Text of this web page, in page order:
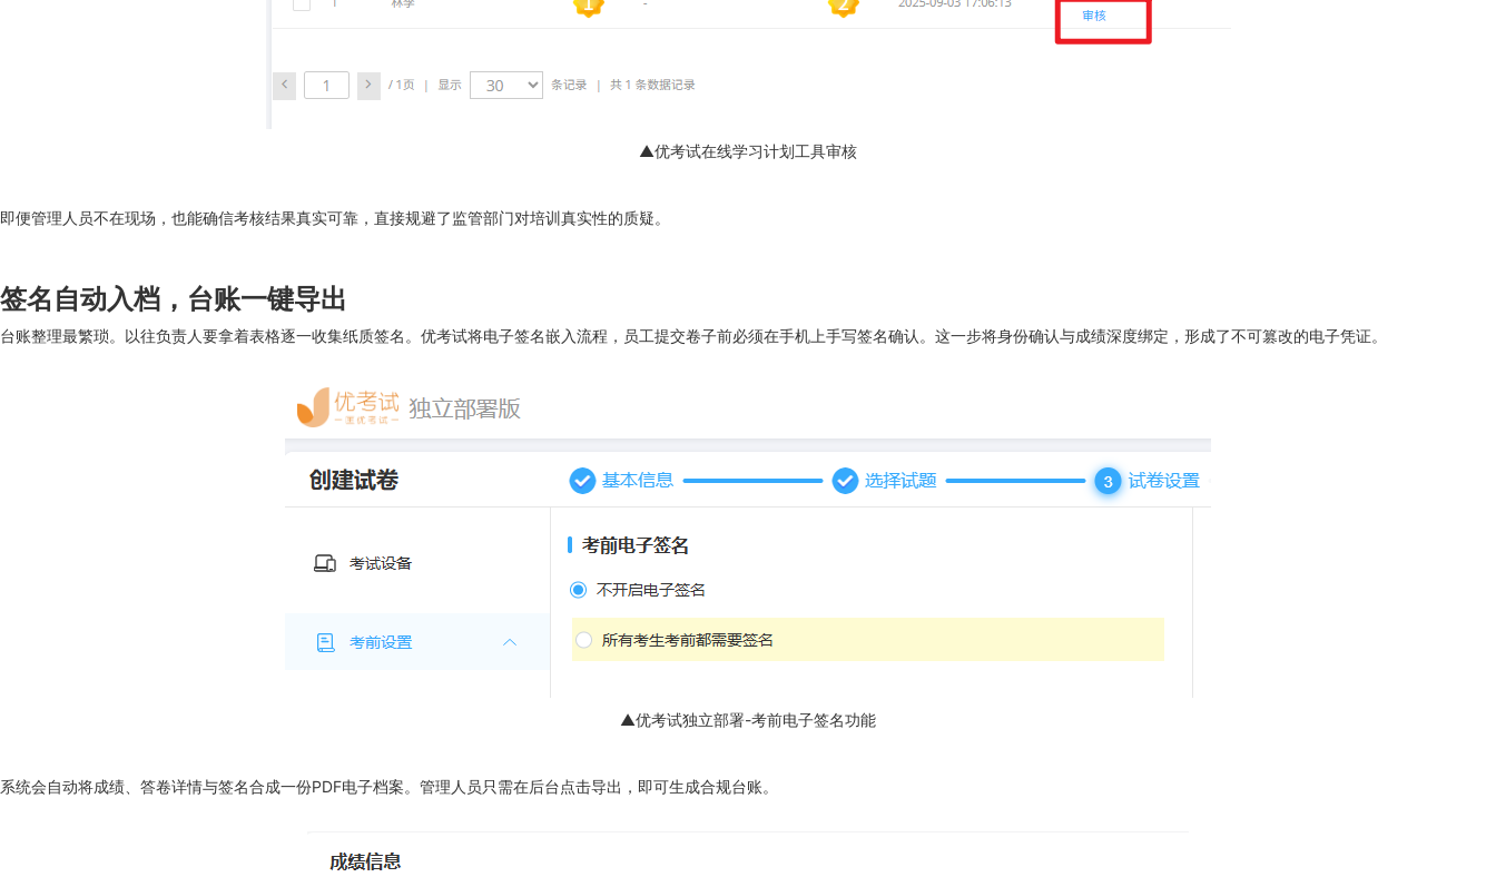
▲优考试在线学习计划工具审核
即便管理人员不在现场，也能确信考核结果真实可靠，直接规避了监管部门对培训真实性的质疑。
签名自动入档，台账一键导出
台账整理最繁琐。以往负责人要拿着表格逐一收集纸质签名。优考试将电子签名嵌入流程，员工提交卷子前必须在手机上手写签名确认。这一步将身份确认与成绩深度绑定，形成了不可篡改的电子凭证。
▲优考试独立部署-考前电子签名功能
系统会自动将成绩、答卷详情与签名合成一份PDF电子档案。管理人员只需在后台点击导出，即可生成合规台账。